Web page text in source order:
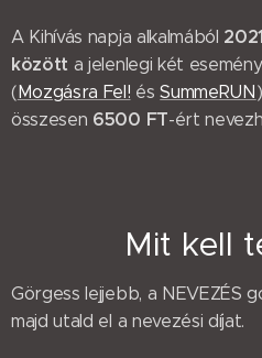
A Kihívás napja alkalmából
között a jelenlegi két
(Mozgásra Fel! ésSummeRUN
összesen 6500 FT-ért
Mit kell
Görgess lejjebb, a NEVEZÉS
majd utald el a nevezési díjat.